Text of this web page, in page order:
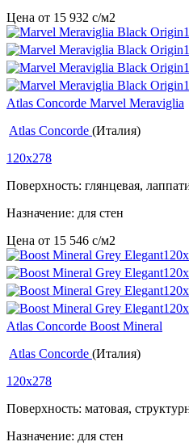
Цена от 15 932 c/м2
Atlas Concorde Marvel Meraviglia
Atlas Concorde (Италия)
120x278
Поверхность: глянцевая,
Назначение: для стен
Цена от 15 546 c/м2
Atlas Concorde Boost Mineral
Atlas Concorde (Италия)
120x278
Поверхность: матовая,
Назначение: для стен